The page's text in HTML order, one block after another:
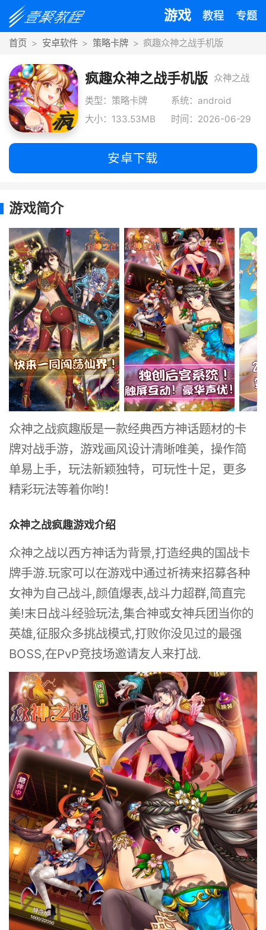
游戏 教程 专题
首页 安卓软件 策略卡牌 疯趣众神之战手机版
疯趣众神之战手机版 众神之战
疯趣版是
一款经典
西方神话
画风设计
清晰唯
美，操作
简
类型：策略卡牌
系统：android
大小：133.53MB
时间：2026-06-29
安卓下载
游戏简介
众神之战疯趣版是一款经典西方神话题材的卡
牌对战手游，游戏画风设计清晰唯美，操作简
单易上手，玩法新颖独特，可玩性十足，更多
精彩玩法等着你哟！
众神之战疯趣游戏介绍
众神之战以西方神话为背景,打造经典的国战卡
牌手游.玩家可以在游戏中通过祈祷来招募各种
女神为自己战斗,颜值爆表,战斗力超群,简直完
美!末日战斗经验玩法,集合神或女神兵团当你的
英雄,征服众多挑战模式,打败你没见过的最强
BOSS,在PvP竞技场邀请友人来打战.